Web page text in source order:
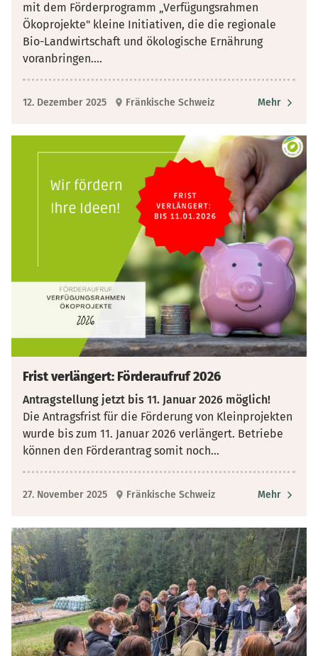
mit dem Förderprogramm „Verfügungsrahmen
Ökoprojekte" kleine Initiativen, die die regionale
Bio-Landwirtschaft und ökologische Ernährung
voranbringen....
12. Dezember 2025 Fränkische Schweiz Mehr
Frist verlängert: Förderaufruf 2026
Antragstellung jetzt bis 11. Januar 2026 möglich!
Die Antragsfrist für die Förderung von Kleinprojekten
wurde bis zum 11. Januar 2026 verlängert. Betriebe
können den Förderantrag somit noch...
27. November 2025 Fränkische Schweiz Mehr